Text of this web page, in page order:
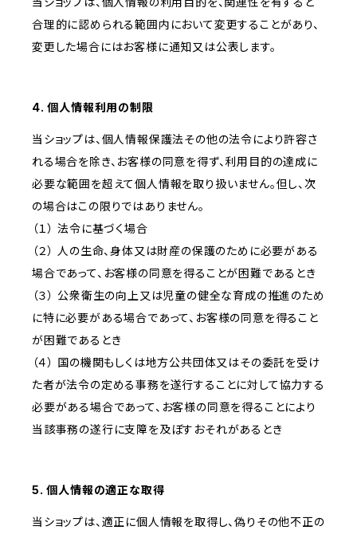
合理的に認められる範囲内において変更することがあり、
変更した場合にはお客様に通知又は公表します。
4. 個人情報利用の制限
当ショップは、個人情報保護法その他の法令により許容さ
れる場合を除き、お客様の同意を得ず、利用目的の達成に
必要な範囲を超えて個人情報を取り扱いません。但し、次
の場合はこの限りではありません。
（１） 法令に基づく場合
（２） 人の生命、身体又は財産の保護のために必要がある
場合であって、お客様の同意を得ることが困難であるとき
（３） 公衆衛生の向上又は児童の健全な育成の推進のため
に特に必要がある場合であって、お客様の同意を得ること
が困難であるとき
（４） 国の機関もしくは地方公共団体又はその委託を受け
た者が法令の定める事務を遂行することに対して協力する
必要がある場合であって、お客様の同意を得ることにより
当該事務の遂行に支障を及ぼすおそれがあるとき
5. 個人情報の適正な取得
当ショップは、適正に個人情報を取得し、偽りその他不正の